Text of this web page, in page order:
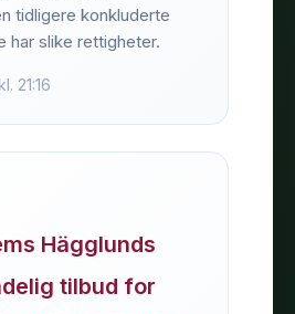
tidligere konkluderte
har slike rettigheter.
21:16
Hägglunds
tilbud for